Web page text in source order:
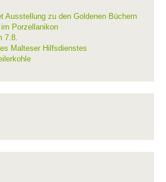
Ausstellung zu den Goldenen Büchern
Porzellanikon
7.8.
Malteser Hilfsdienstes